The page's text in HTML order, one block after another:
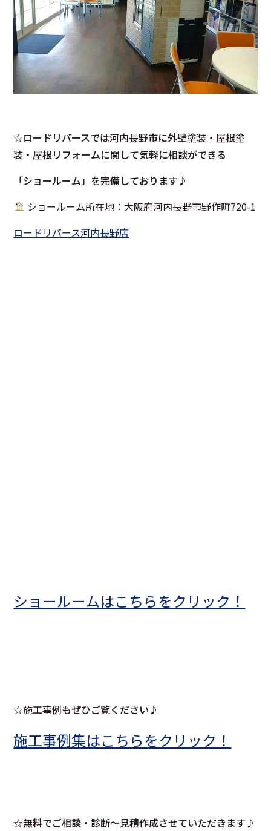
☆ロードリバースでは河内長野市に外壁塗装・屋根塗
装・屋根リフォームに関して気軽に相談ができる
「ショールーム」を完備しております♪
ショールーム所在地：大阪府河内長野市野作町720-1
ロードリバース河内長野店
ショールームはこちらをクリック！
☆施工事例もぜひご覧ください♪
施工事例集はこちらをクリック！
☆無料でご相談・診断～見積作成させていただきます♪